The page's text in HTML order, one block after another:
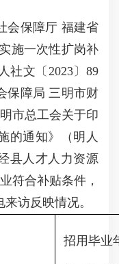
保障厅 福建省
施一次性扩岗补
社文〔2023〕89
保障局 三明市财
市总工会关于印
的通知》（明人
县人才人力资源
符合补贴条件，
访反映情况。
招用毕业